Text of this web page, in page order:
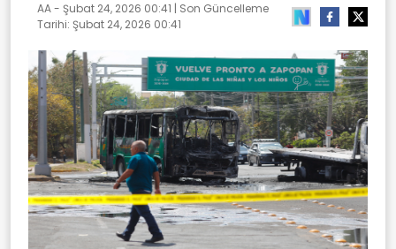
AA - Şubat 24, 2026 00:41 | Son Güncelleme
Tarihi: Şubat 24, 2026 00:41